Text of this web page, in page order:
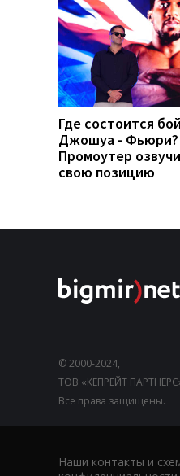
Где состоится бой
Джошуа - Фьюри?
Промоутер
свою позицию
© 2000-2024,
ТОВ «КЕПРЕЙТ
Все права защищены.
Наши контакты и